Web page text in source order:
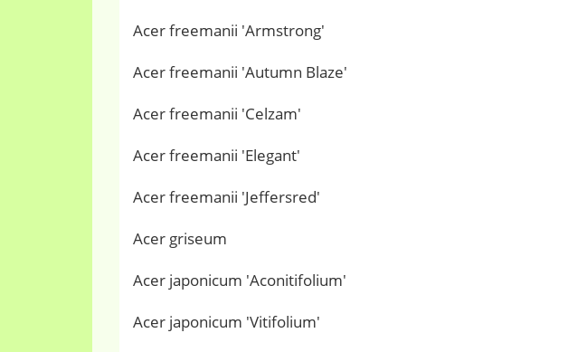
Acer freemanii 'Armstrong'
Acer freemanii 'Autumn Blaze'
Acer freemanii 'Celzam'
Acer freemanii 'Elegant'
Acer freemanii 'Jeffersred'
Acer griseum
Acer japonicum 'Aconitifolium'
Acer japonicum 'Vitifolium'